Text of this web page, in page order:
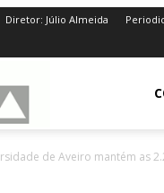
Diretor: Júlio Almeida
NotíciasdeAveiro.pt
de Aveiro mantém as